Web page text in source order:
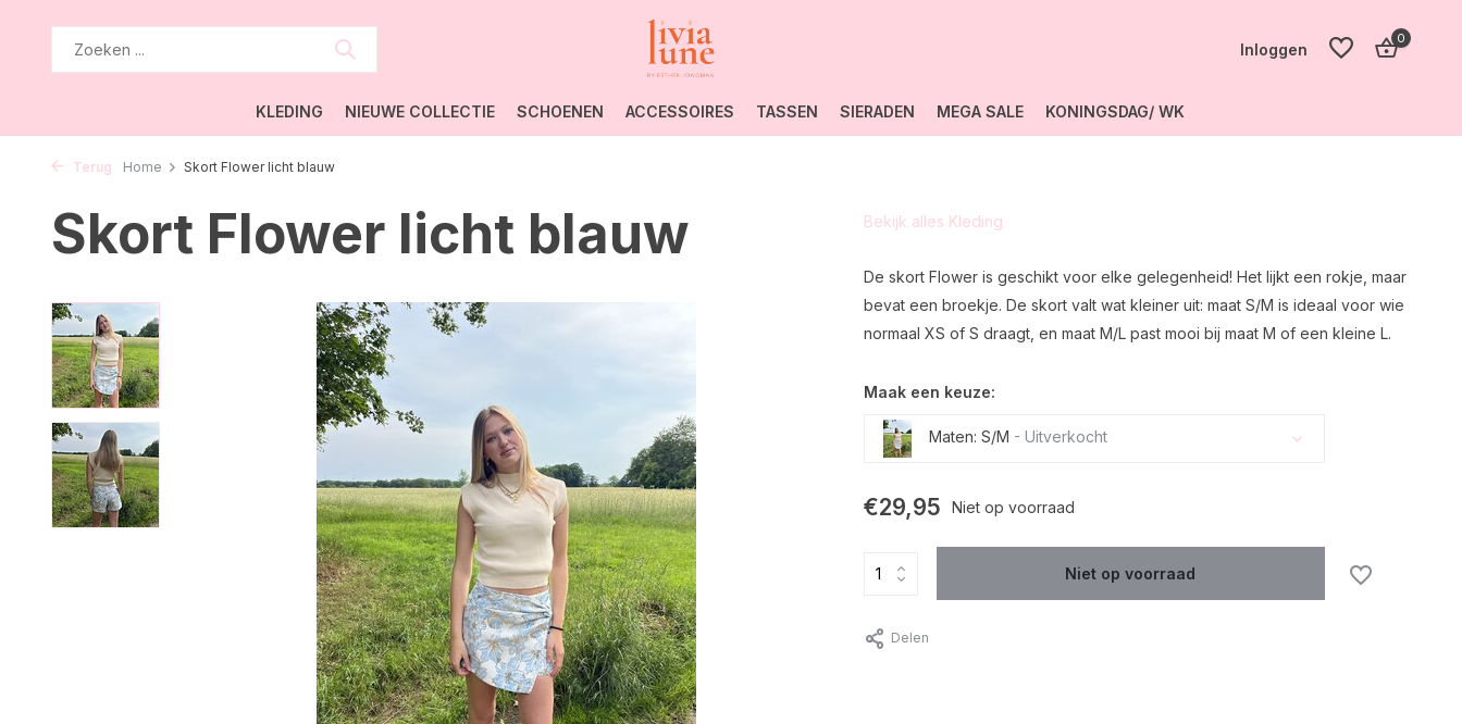
Inloggen
0
KLEDING NIEUWE COLLECTIE SCHOENEN ACCESSOIRES TASSEN SIERADEN MEGA SALE KONINGSDAG/ WK
Terug Home Skort Flower licht blauw
Skort Flower licht blauw Bekijk alles Kleding
De skort Flower is geschikt voor elke gelegenheid! Het lijkt een rokje, maar
bevat een broekje. De skort valt wat kleiner uit: maat S/M is ideaal voor wie
normaal XS of S draagt, en maat M/L past mooi bij maat M of een kleine L.
Maak een keuze:
Maten: S/M - Uitverkocht
€29,95 Niet op voorraad
Niet op voorraad
Delen